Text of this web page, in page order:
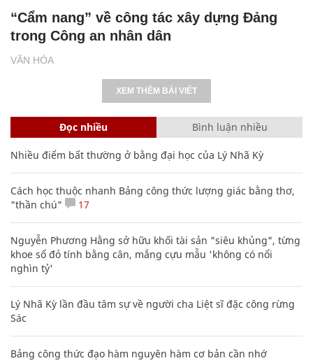
VĂN HÓA
“Cẩm nang” về công tác xây dựng Đảng
trong Công an nhân dân
XEM THÊM BÀI VIẾT
Đọc nhiều Bình luận nhiều
Nhiều điểm bất thường ở bằng đại học của Lý Nhã Kỳ
Cách học thuộc nhanh Bảng công thức lượng giác bằng thơ,
"thần chú"
17
Nguyễn Phương Hằng sở hữu khối tài sản "siêu khủng", từng
khoe sổ đỏ tính bằng cân, mắng cựu mẫu 'không có nổi
nghìn tỷ'
Lý Nhã Kỳ lần đầu tâm sự về người cha Liệt sĩ đặc công rừng
Sác
Bảng công thức đạo hàm nguyên hàm cơ bản cần nhớ